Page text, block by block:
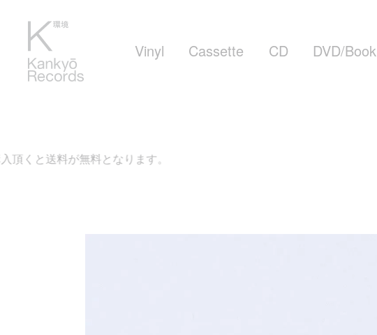
Vinyl Cassette CD DVD/Book
料となります。